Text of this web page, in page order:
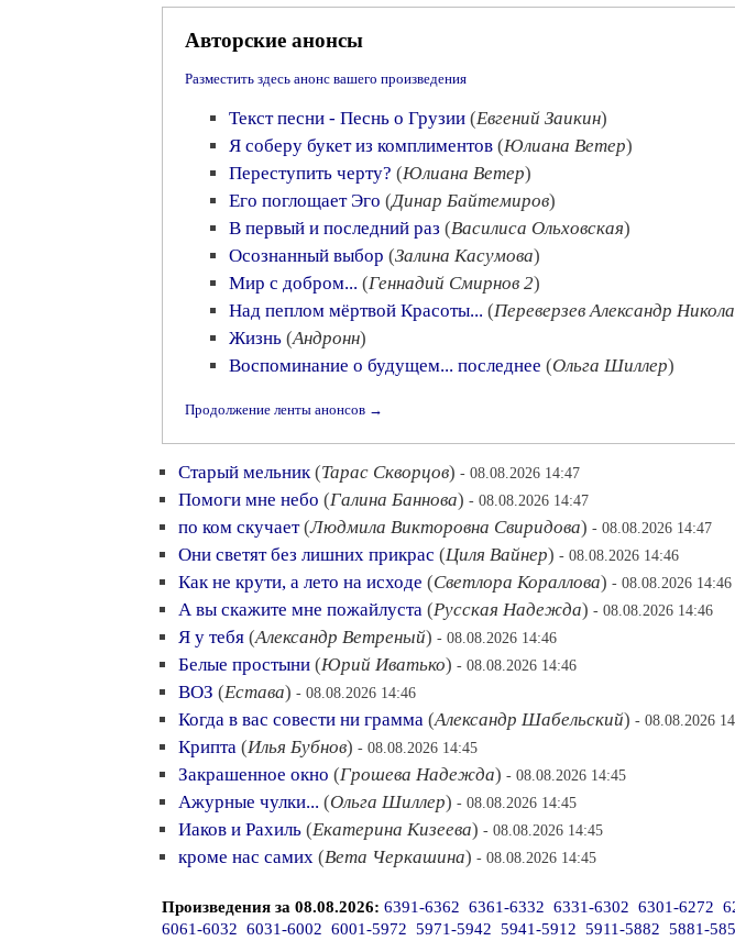
Авторские анонсы
Разместить здесь анонс вашего произведения
Текст песни - Песнь о Грузии (Евгений Заикин)
Я соберу букет из комплиментов (Юлиана Ветер)
Переступить черту? (Юлиана Ветер)
Его поглощает Эго (Динар Байтемиров)
В первый и последний раз (Василиса Ольховская)
Осознанный выбор (Залина Касумова)
Мир с добром... (Геннадий Смирнов 2)
Над пеплом мёртвой Красоты... (Переверзев Александр
Жизнь (Андронн)
Воспоминание о будущем... последнее (Ольга Шиллер)
Продолжение ленты анонсов →
Старый мельник(Тарас Скворцов) - 08.08.2026 14:47
Помоги мне небо (Галина Баннова) - 08.08.2026 14:47
по ком скучает(Людмила Викторовна Свиридова) - 08.08.2026 14:47
Они светят без лишних прикрас (Циля Вайнер) - 08.08.2026 14:46
Как не крути, а лето на исходе (Светлора Кораллова) - 08.08.2026 14:46
А вы скажите мне пожайлуста (Русская Надежда) - 08.08.2026 14:46
Я у тебя (Александр Ветреный) - 08.08.2026 14:46
Белые простыни (Юрий Иватько) - 08.08.2026 14:46
ВОЗ (Естава) - 08.08.2026 14:46
Когда в вас совести ни грамма (Александр Шабельский) - 08.08.2026
Крипта (Илья Бубнов) - 08.08.2026 14:45
Закрашенное окно (Грошева Надежда) - 08.08.2026 14:45
Ажурные чулки... (Ольга Шиллер) - 08.08.2026 14:45
Иаков и Рахиль (Екатерина Кизеева) - 08.08.2026 14:45
кроме нас самих (Вета Черкашина) - 08.08.2026 14:45
Произведения за 08.08.2026: 6391-6362 6361-6332 6331-6302 6301-6272
6061-6032 6031-6002 6001-5972 5971-5942 5941-5912 5911-5882 5881-